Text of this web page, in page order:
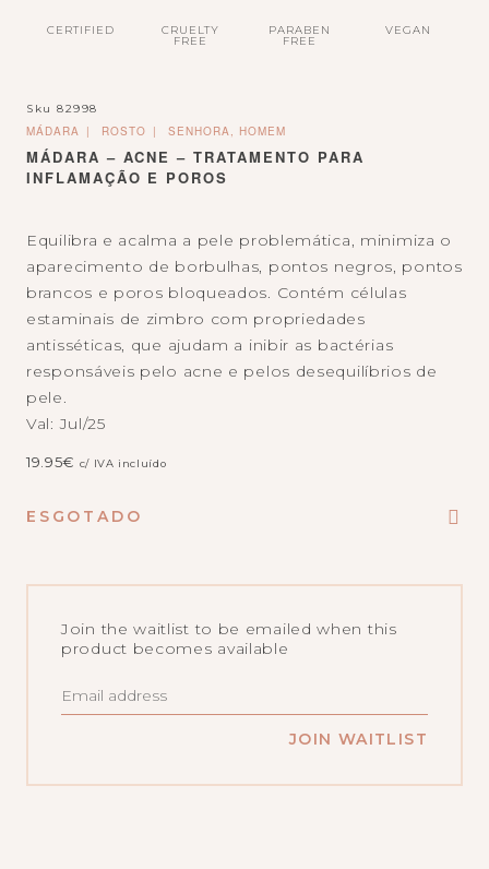
CERTIFIED CRUELTY
FREE
PARABEN
FREE
VEGAN
Sku 82998
MÁDARA ROSTO SENHORA, HOMEM
MÁDARA – ACNE – TRATAMENTO PARA
INFLAMAÇÃO E POROS
Equilibra e acalma a pele problemática, minimiza o
aparecimento de borbulhas, pontos negros, pontos
brancos e poros bloqueados. Contém células
estaminais de zimbro com propriedades
antisséticas, que ajudam a inibir as bactérias
responsáveis pelo acne e pelos desequilíbrios de
pele.
Val: Jul/25
19.95€ c/ IVA incluído
ESGOTADO
Join the waitlist to be emailed when this
product becomes available
YOUR
EMAIL
THE
JOIN WAITLIST